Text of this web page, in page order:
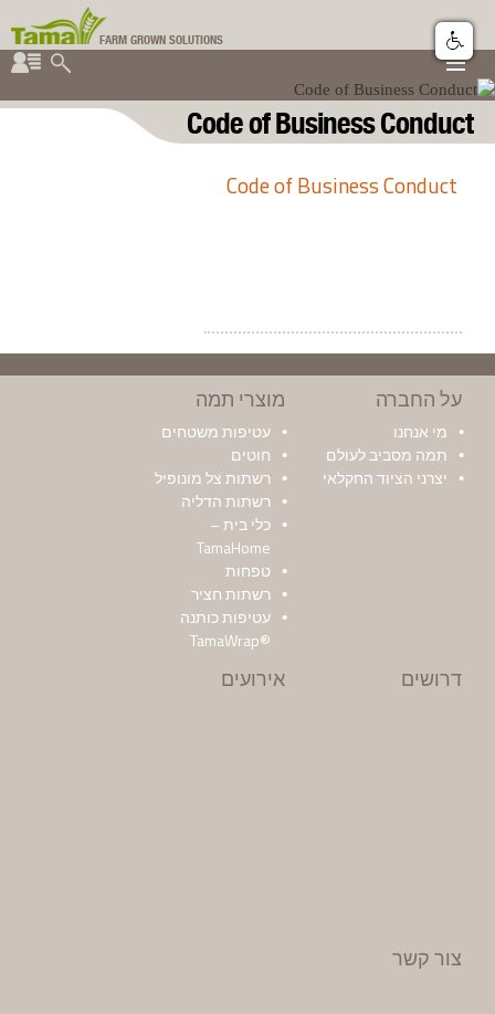
קבוצת תמה
FARM GROWN SOLUTIONS
▼
▼
Code of Business Conduct
Code of Business Conduct
על החברה
מי אנחנו
תמה מסביב לעולם
יצרני הציוד החקלאי
מוצרי תמה
עטיפות משטחים
חוטים
רשתות צל מונופיל
רשתות הדליה
כלי בית –
TamaHome
טפחות
רשתות חציר
עטיפות כותנה
®TamaWrap
דרושים
אירועים
צור קשר